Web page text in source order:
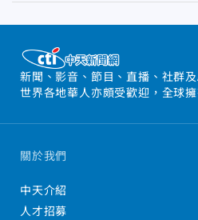
新聞、影音、節目、直播、社群
世界各地華人亦頗受歡迎，全球
關於我們
中天介紹
人才招募